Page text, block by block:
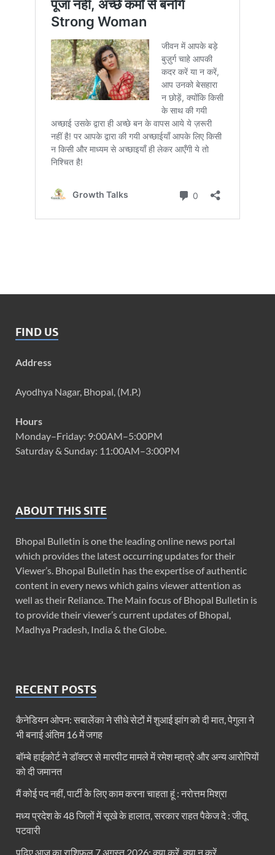
FIND US
Address
Ayodhya Nagar, Bhopal, (M.P.)
Hours
Monday–Friday: 9:00AM–5:00PM
Saturday & Sunday: 11:00AM–3:00PM
ABOUT THIS SITE
Bhopal Bulletin is one the leading online news portal
which provides the latest occurring updates for their
Viewer’s. Bhopal Bulletin has the expertise of authentic
content in every news which gains viewer attention as
well as their Reliance. The Main focus of Bhopal Bulletin is
to provide their viewer’s current updates of Bhopal,
Madhya Pradesh, India & the Globe.
RECENT POSTS
कैनेडियन ओपन: सबालेंका ने सीधे सेटों में शुआई झांग को दी मात, पेगुला ने
भी बनाई अंतिम 16 में जगह
बॉम्बे हाईकोर्ट ने डॉक्टर से मारपीट मामले में रमेश म्हात्रे और अन्य आरोपियों
को दी जमानत
मैं कोई पद नहीं, पार्टी के लिए काम करना चाहता हूं : नरोत्तम मिश्रा
मध्य प्रदेश के 48 जिलों में सूखे के हालात, सरकार राहत पैकेज दे : जीतू
पटवारी
पढ़िए आज का राशिफल 7 अगस्त 2026: क्या करें, क्या न करें…